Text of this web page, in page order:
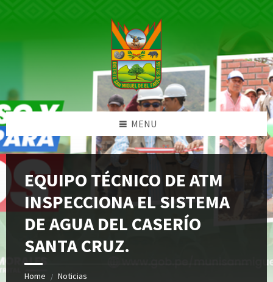
MENU
EQUIPO TÉCNICO DE ATM
INSPECCIONA EL SISTEMA
DE AGUA DEL CASERÍO
SANTA CRUZ.
Home / Noticias